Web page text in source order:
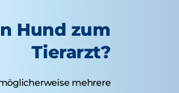
Hund zum
Tierarzt?
mehrere